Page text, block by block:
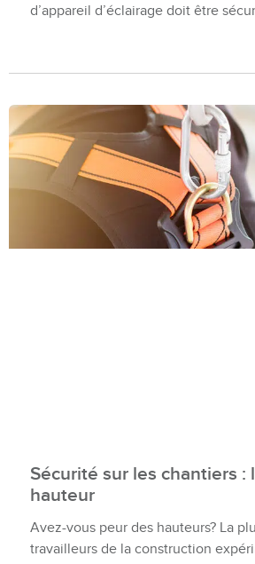
d’appareil d’éclairage doit être
Sécurité sur les chantiers :
hauteur
Avez-vous peur des hauteurs? La
travailleurs de la construction